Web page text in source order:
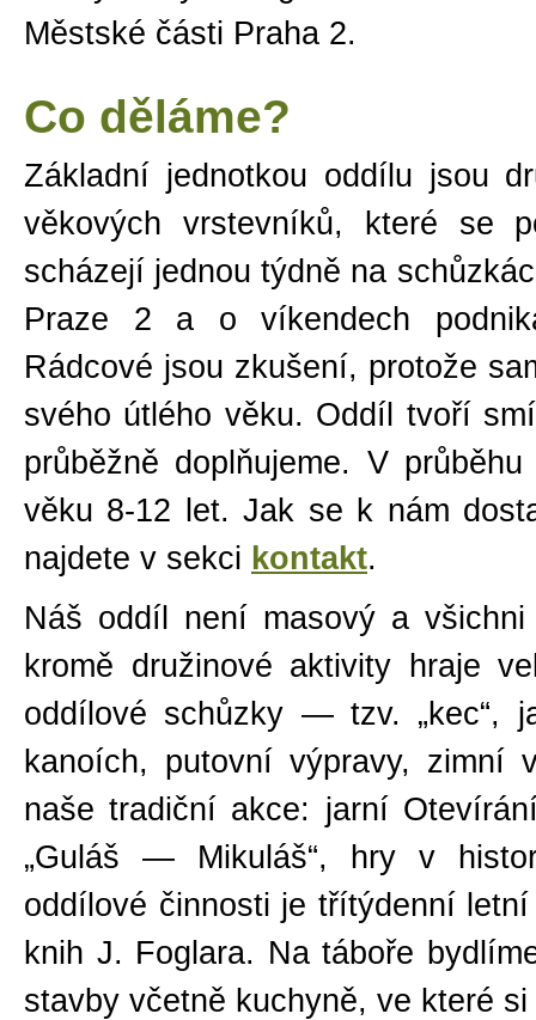
Městské části Praha 2.
Co děláme?
Základní jednotkou oddílu jsou
věkových vrstevníků, které se
scházejí jednou týdně na
Praze 2 a o víkendech
Rádcové jsou zkušení, protože
svého útlého věku. Oddíl tvoří
průběžně doplňujeme. V
věku 8-12 let. Jak se k nám
najdete v sekci kontakt.
Náš oddíl není masový a
kromě družinové aktivity hraje
oddílové schůzky — tzv. „kec“,
kanoích, putovní výpravy, zimní
naše tradiční akce: jarní
„Guláš — Mikuláš“, hry v
oddílové činnosti je třítýdenní
knih J. Foglara. Na táboře
stavby včetně kuchyně, ve které